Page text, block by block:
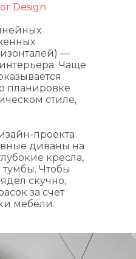
Design
—
Чаще
планировке
стиле,
проекта
диваны на
кресла,
Чтобы
скучно,
за счет
мебели.